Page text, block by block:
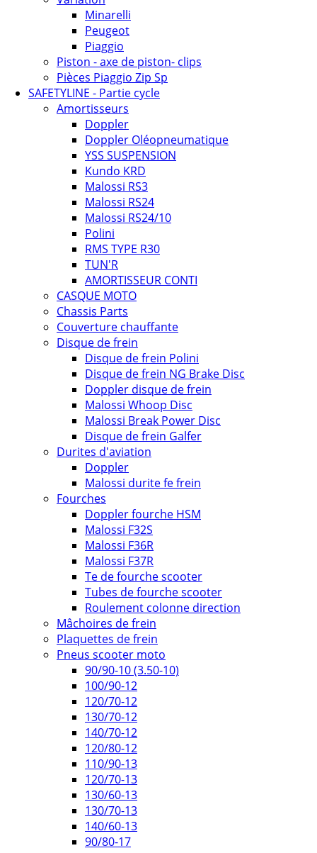
Minarelli
Peugeot
Piaggio
Piston - axe de piston- clips
Pièces Piaggio Zip Sp
SAFETYLINE - Partie cycle
Amortisseurs
Doppler
Doppler Oléopneumatique
YSS SUSPENSION
Kundo KRD
Malossi RS3
Malossi RS24
Malossi RS24/10
Polini
RMS TYPE R30
TUN'R
AMORTISSEUR CONTI
CASQUE MOTO
Chassis Parts
Couverture chauffante
Disque de frein
Disque de frein Polini
Disque de frein NG Brake Disc
Doppler disque de frein
Malossi Whoop Disc
Malossi Break Power Disc
Disque de frein Galfer
Durites d'aviation
Doppler
Malossi durite fe frein
Fourches
Doppler fourche HSM
Malossi F32S
Malossi F36R
Malossi F37R
Te de fourche scooter
Tubes de fourche scooter
Roulement colonne direction
Mâchoires de frein
Plaquettes de frein
Pneus scooter moto
90/90-10 (3.50-10)
100/90-12
120/70-12
130/70-12
140/70-12
120/80-12
110/90-13
120/70-13
130/60-13
130/70-13
140/60-13
90/80-17